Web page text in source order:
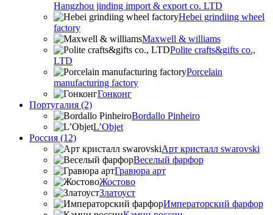
Hangzhou jinding import & export co. LTD
Hebei grindiing wheel
factory
Maxwell & williams
Polite crafts&gifts co.,
LTD
Porcelain
manufacturing factory
Гонконг
Португалия (2)
Bordallo Pinheiro
L’Objet
Россия (12)
Арт кристалл swarovski
Веселый фарфор
Гравюра арт
Жостово
Златоуст
Императорский фарфор